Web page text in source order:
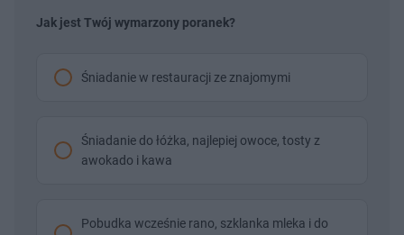
Jak jest Twój wymarzony poranek?
Śniadanie w restauracji ze znajomymi
Śniadanie do łóżka, najlepiej owoce, tosty z
awokado i kawa
Pobudka wcześnie rano, szklanka mleka i do